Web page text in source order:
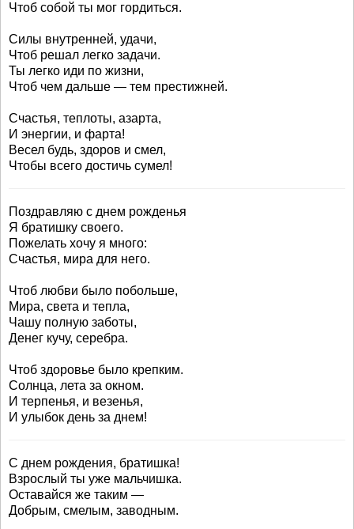
Чтоб собой ты мог гордиться.
Силы внутренней, удачи,
Чтоб решал легко задачи.
Ты легко иди по жизни,
Чтоб чем дальше — тем престижней.
Счастья, теплоты, азарта,
И энергии, и фарта!
Весел будь, здоров и смел,
Чтобы всего достичь сумел!
Поздравляю с днем рожденья
Я братишку своего.
Пожелать хочу я много:
Счастья, мира для него.
Чтоб любви было побольше,
Мира, света и тепла,
Чашу полную заботы,
Денег кучу, серебра.
Чтоб здоровье было крепким.
Солнца, лета за окном.
И терпенья, и везенья,
И улыбок день за днем!
С днем рождения, братишка!
Взрослый ты уже мальчишка.
Оставайся же таким —
Добрым, смелым, заводным.